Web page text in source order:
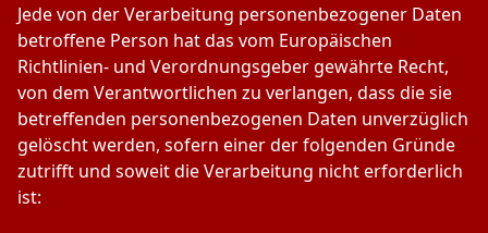
Jede von der Verarbeitung personenbezogener Daten
betroffene Person hat das vom Europäischen
Richtlinien- und Verordnungsgeber gewährte Recht,
von dem Verantwortlichen zu verlangen, dass die sie
betreffenden personenbezogenen Daten unverzüglich
gelöscht werden, sofern einer der folgenden Gründe
zutrifft und soweit die Verarbeitung nicht erforderlich
ist: